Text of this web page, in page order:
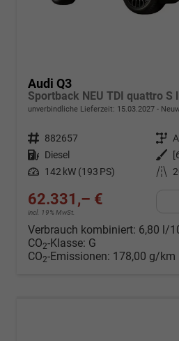
Audi Q3
unverbindliche Lieferzeit: 15.03.2027
Fahrzeugnr. 882657 Getriebe
Kraftstoff Diesel Außenfarbe
Leistung 142 kW (193 PS) Kilometerstand
62.331,– €
incl. 19% MwSt.
Verbrauch kombiniert: 6,80 l/
CO2-Klasse: G
CO2-Emissionen: 178,00 g/km